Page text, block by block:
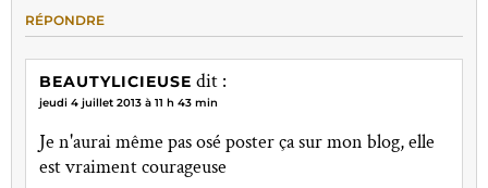
RÉPONDRE
BEAUTYLICIEUSE dit :
jeudi 4 juillet 2013 à 11 h 43 min
Je n'aurai même pas osé poster ça sur mon blog, elle
est vraiment courageuse